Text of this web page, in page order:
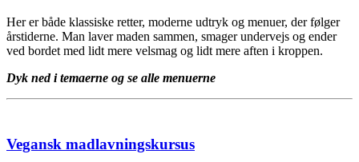
Her er både klassiske retter, moderne udtryk og menuer, der følger
årstiderne. Man laver maden sammen, smager undervejs og ender
ved bordet med lidt mere velsmag og lidt mere aften i kroppen.
Dyk ned i temaerne og se alle menuerne
Vegansk madlavningskursus